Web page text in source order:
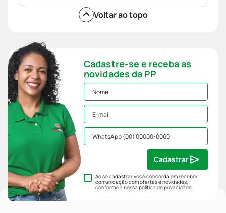
Voltar ao topo
Cadastre-se e receba as
novidades da PP
Ao se cadastrar você concorda em receber
comunicação com ofertas e novidades,
conforme a nossapolítica de privacidade.
Cadastrar